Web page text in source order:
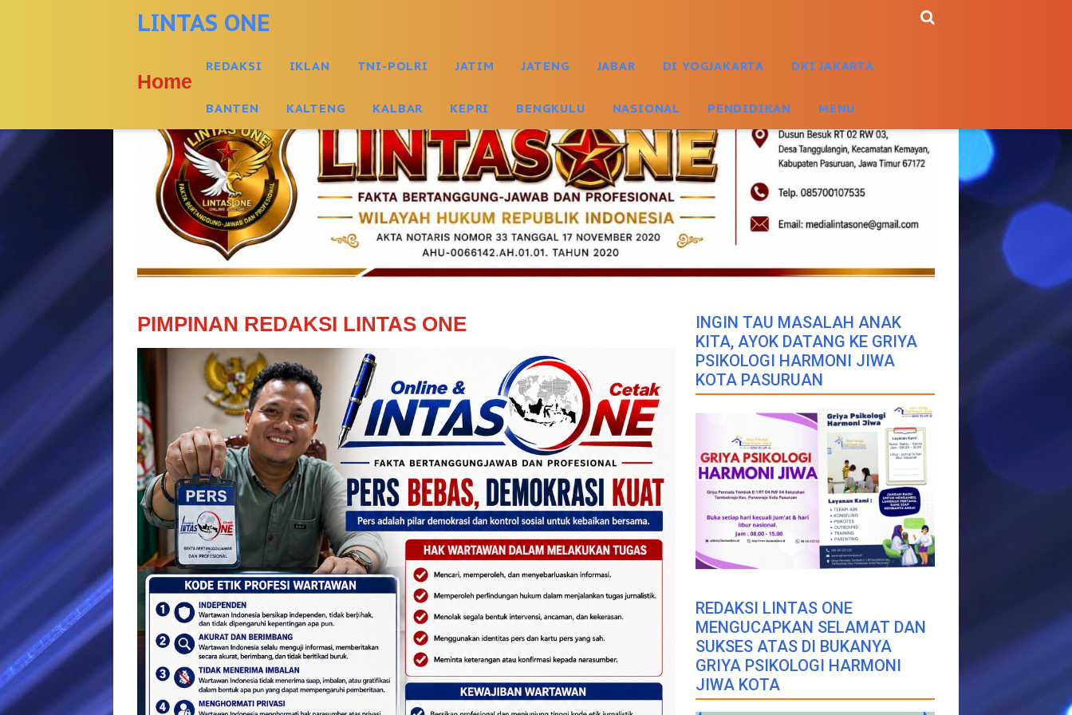
LINTAS ONE
Home
REDAKSI IKLAN TNI-POLRI JATIM JATENG JABAR DI YOGJAKARTA DKI JAKARTA
BANTEN KALTENG KALBAR KEPRI BENGKULU NASIONAL PENDIDIKAN MENU
PIMPINAN REDAKSI LINTAS ONE
INGIN TAU MASALAH ANAK
KITA, AYOK DATANG KE GRIYA
PSIKOLOGI HARMONI JIWA
KOTA PASURUAN
REDAKSI LINTAS ONE
MENGUCAPKAN SELAMAT DAN
SUKSES ATAS DI BUKANYA
GRIYA PSIKOLOGI HARMONI
JIWA KOTA